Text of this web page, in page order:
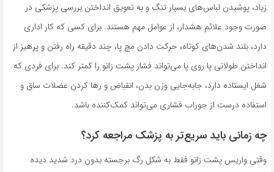
زیاد، پوشیدن لباس‌های بسیار تنگ و به تعویق انداختن بررسی پزشکی در
صورت وجود علائم هشدار، از عوامل مهم هستند. برای کسی که کار اداری
دارد، بلند شدن‌های کوتاه، حرکت دادن مچ پا، چند دقیقه راه رفتن و پرهیز از
انداختن طولانی پا روی پا می‌تواند فشار پشت زانو را کمتر کند. برای فردی که
شغل ایستاده دارد، جابه‌جایی وزن بدن، انقباض و رها کردن عضلات ساق و
استفاده درست از جوراب فشاری می‌تواند کمک‌کننده باشد.
چه زمانی باید سریع‌تر به پزشک مراجعه کرد؟
وقتی واریس پشت زانو فقط به شکل رگ برجسته بدون درد شدید دیده